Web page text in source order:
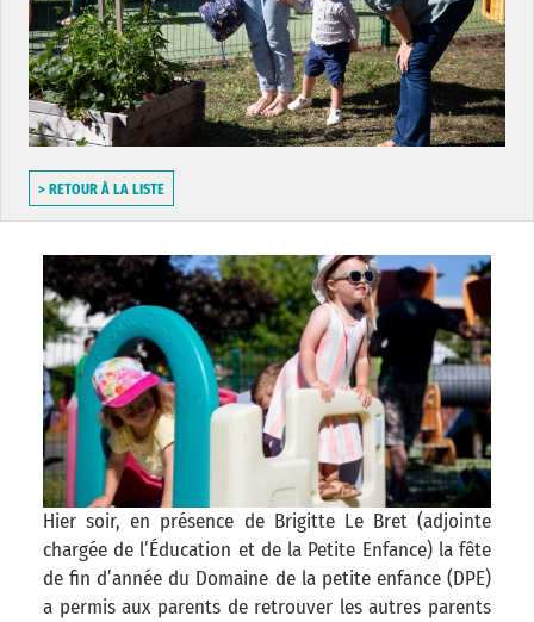
> RETOUR À LA LISTE
Hier soir, en présence de Brigitte Le Bret (adjointe
chargée de l’Éducation et de la Petite Enfance) la fête
de fin d’année du Domaine de la petite enfance (DPE)
a permis aux parents de retrouver les autres parents